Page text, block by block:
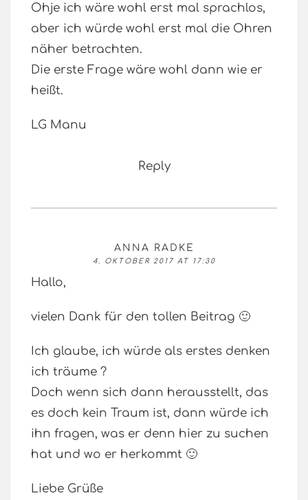
Ohje ich wäre wohl erst mal sprachlos,
aber ich würde wohl erst mal die Ohren
näher betrachten.
Die erste Frage wäre wohl dann wie er
heißt.
LG Manu
Reply
ANNA RADKE
4. OKTOBER 2017 AT 17:30
Hallo,
vielen Dank für den tollen Beitrag 🙂
Ich glaube, ich würde als erstes denken
ich träume ?
Doch wenn sich dann herausstellt, das
es doch kein Traum ist, dann würde ich
ihn fragen, was er denn hier zu suchen
hat und wo er herkommt 🙂
Liebe Grüße